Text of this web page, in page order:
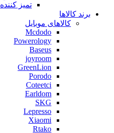
تمیز کننده
برند کالاها
کالاهای موبایل
Mcdodo
Powerology
Baseus
joyroom
GreenLion
Porodo
Coteetci
Earldom
SKG
Lepresso
Xiaomi
Rtako